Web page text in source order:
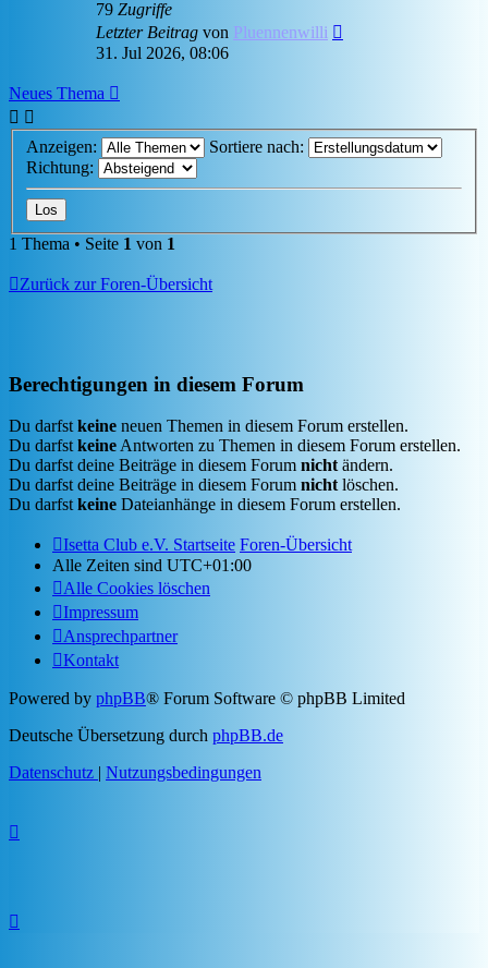
79 Zugriffe
Letzter Beitrag von Pluennenwilli
31. Jul 2026, 08:06
Neues Thema
Anzeigen:
Sortiere nach:
Richtung:
1 Thema • Seite 1 von 1
Zurück zur Foren-Übersicht
Berechtigungen in diesem Forum
Du darfstkeine neuen Themen in diesem Forum erstellen.
Du darfstkeineAntworten zu Themen in diesem Forum erstellen.
Du darfst deine Beiträge in diesem Forum nichtändern.
Du darfst deine Beiträge in diesem Forum nichtlöschen.
Du darfstkeine Dateianhänge in diesem Forum erstellen.
Isetta Club e.V. Startseite Foren-Übersicht
Alle Zeiten sind UTC+01:00
Alle Cookies löschen
Impressum
Ansprechpartner
Kontakt
Powered by phpBB® Forum Software © phpBB Limited
Deutsche Übersetzung durch phpBB.de
Datenschutz
Nutzungsbedingungen